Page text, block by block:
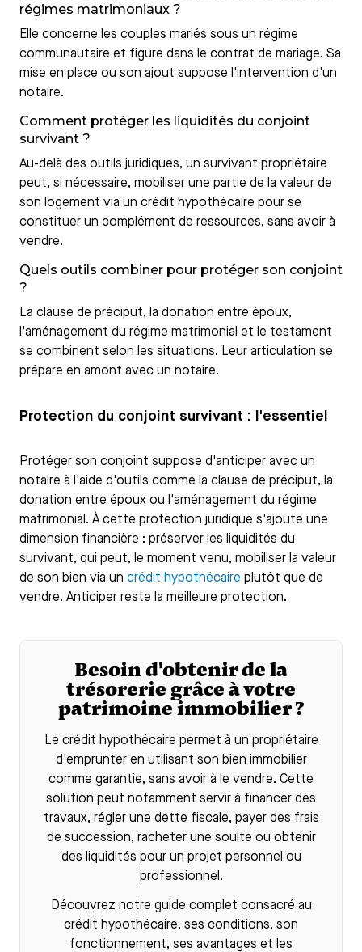
régimes matrimoniaux ?
Elle concerne les couples mariés sous un régime
communautaire et figure dans le contrat de mariage. Sa
mise en place ou son ajout suppose l'intervention d'un
notaire.
Comment protéger les liquidités du conjoint
survivant ?
Au-delà des outils juridiques, un survivant propriétaire
peut, si nécessaire, mobiliser une partie de la valeur de
son logement via un crédit hypothécaire pour se
constituer un complément de ressources, sans avoir à
vendre.
Quels outils combiner pour protéger son conjoint
?
La clause de préciput, la donation entre époux,
l'aménagement du régime matrimonial et le testament
se combinent selon les situations. Leur articulation se
prépare en amont avec un notaire.
Protection du conjoint survivant : l'essentiel
Protéger son conjoint suppose d'anticiper avec un
notaire à l'aide d'outils comme la clause de préciput, la
donation entre époux ou l'aménagement du régime
matrimonial. À cette protection juridique s'ajoute une
dimension financière : préserver les liquidités du
survivant, qui peut, le moment venu, mobiliser la valeur
de son bien via un crédit hypothécaire plutôt que de
vendre. Anticiper reste la meilleure protection.
Besoin d'obtenir de la
trésorerie grâce à votre
patrimoine immobilier ?
Le crédit hypothécaire permet à un propriétaire
d'emprunter en utilisant son bien immobilier
comme garantie, sans avoir à le vendre. Cette
solution peut notamment servir à financer des
travaux, régler une dette fiscale, payer des frais
de succession, racheter une soulte ou obtenir
des liquidités pour un projet personnel ou
professionnel.
Découvrez notre guide complet consacré au
crédit hypothécaire, ses conditions, son
fonctionnement, ses avantages et les